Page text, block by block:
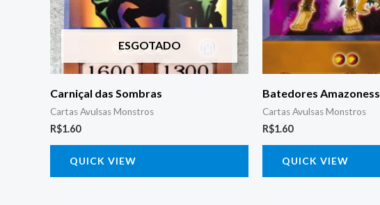
ESGOTADO
Carniçal das Sombras
Cartas Avulsas Monstros
R$1.60
QUICK VIEW
Batedores Amazoness
Cartas Avulsas Monstros
R$1.60
QUICK VIEW